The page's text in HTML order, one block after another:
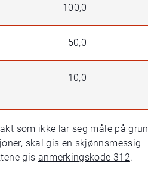
100,0
50,0
10,0
som ikke lar seg måle på
skal gis en skjønnsmessig
gis anmerkingskode 312.